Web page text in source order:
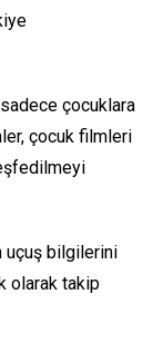
çocuklara
çocuk filmleri
bilgilerini
olarak takip